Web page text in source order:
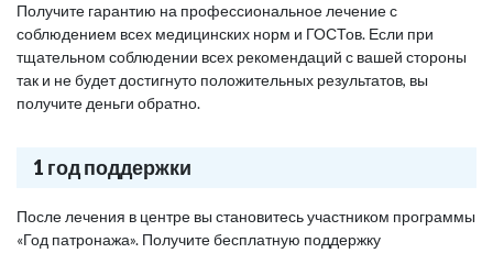
Получите гарантию на профессиональное лечение с
соблюдением всех медицинских норм и ГОСТов. Если при
тщательном соблюдении всех рекомендаций с вашей стороны
так и не будет достигнуто положительных результатов, вы
получите деньги обратно.
1 год поддержки
После лечения в центре вы становитесь участником программы
«Год патронажа». Получите бесплатную поддержку